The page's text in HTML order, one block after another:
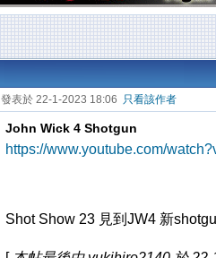
發表於 22-1-2023 18:06 只看該作者
John Wick 4 Shotgun
https://www.youtube.com/
Shot Show 23 見到JW4 新